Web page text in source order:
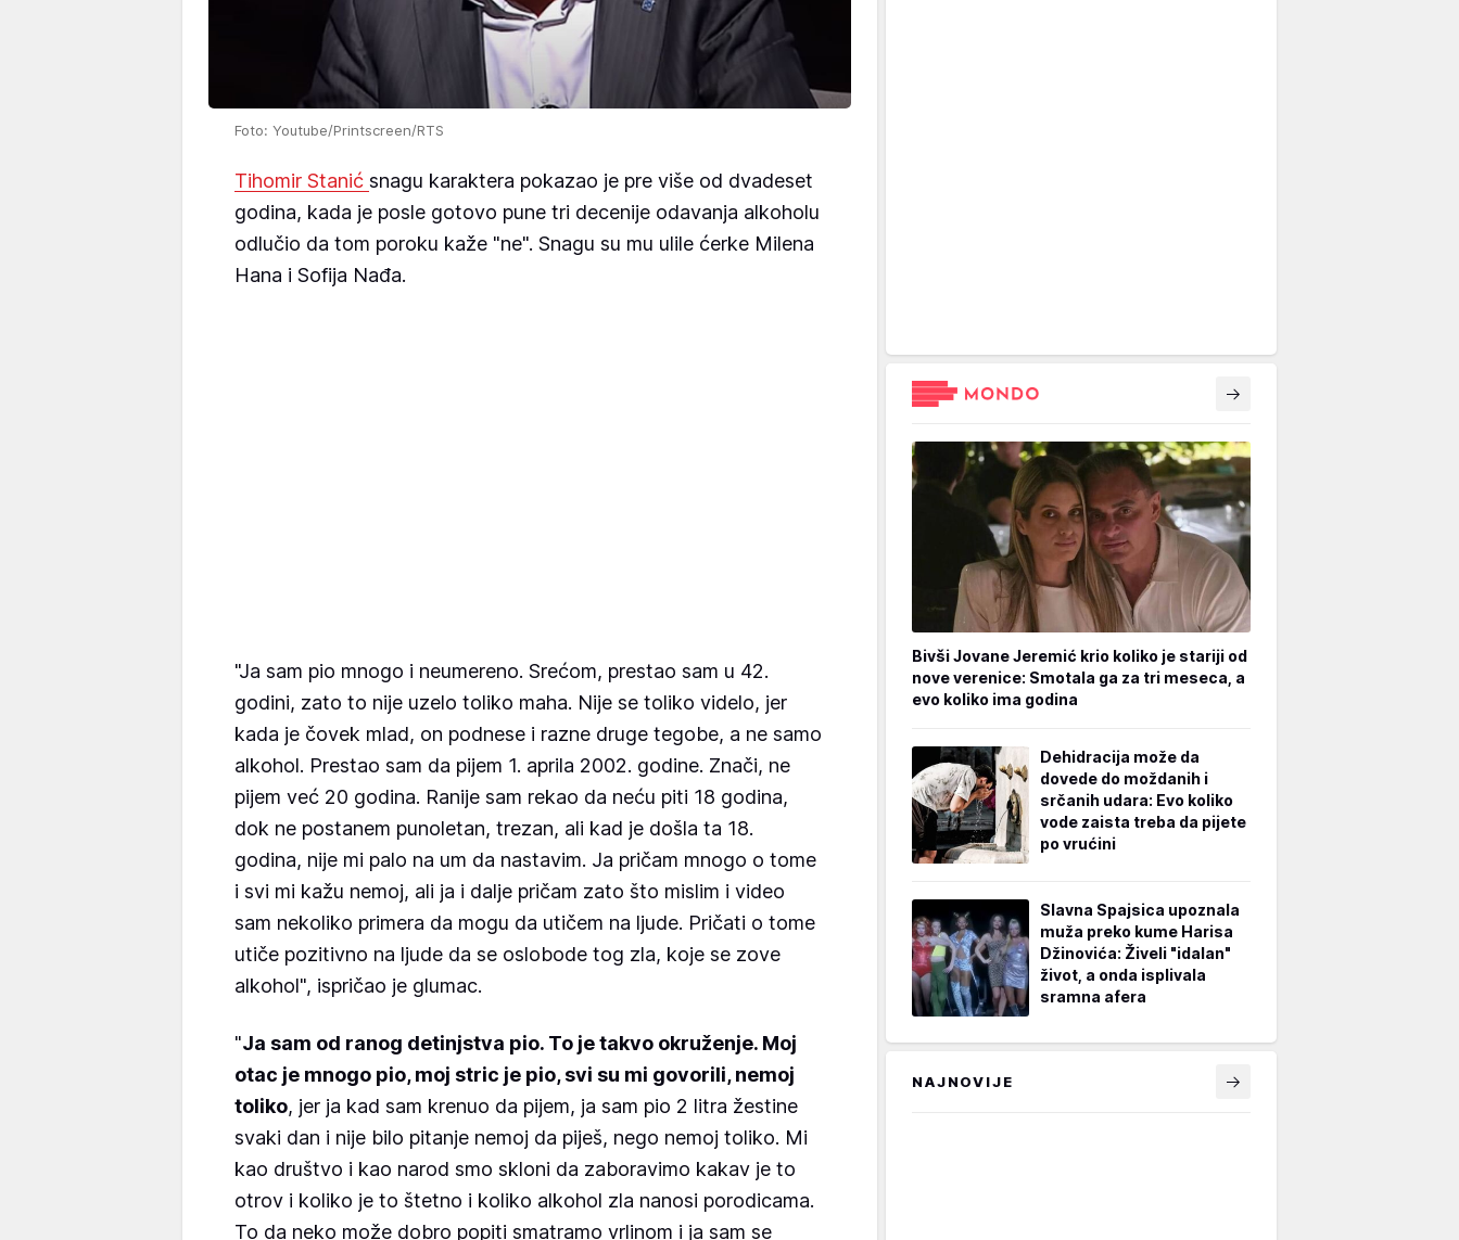
Foto: Youtube/Printscreen/RTS
Tihomir Stanić snagu karaktera pokazao je pre više od dvadeset
godina, kada je posle gotovo pune tri decenije odavanja alkoholu
odlučio da tom poroku kaže "ne". Snagu su mu ulile ćerke Milena
Hana i Sofija Nađa.
"Ja sam pio mnogo i neumereno. Srećom, prestao sam u 42.
godini, zato to nije uzelo toliko maha. Nije se toliko videlo, jer
kada je čovek mlad, on podnese i razne druge tegobe, a ne samo
alkohol. Prestao sam da pijem 1. aprila 2002. godine. Znači, ne
pijem već 20 godina. Ranije sam rekao da neću piti 18 godina,
dok ne postanem punoletan, trezan, ali kad je došla ta 18.
godina, nije mi palo na um da nastavim. Ja pričam mnogo o tome
i svi mi kažu nemoj, ali ja i dalje pričam zato što mislim i video
sam nekoliko primera da mogu da utičem na ljude. Pričati o tome
utiče pozitivno na ljude da se oslobode tog zla, koje se zove
alkohol", ispričao je glumac.
"Ja sam od ranog detinjstva pio. To je takvo okruženje. Moj
otac je mnogo pio, moj stric je pio, svi su mi govorili, nemoj
toliko, jer ja kad sam krenuo da pijem, ja sam pio 2 litra žestine
svaki dan i nije bilo pitanje nemoj da piješ, nego nemoj toliko. Mi
kao društvo i kao narod smo skloni da zaboravimo kakav je to
otrov i koliko je to štetno i koliko alkohol zla nanosi porodicama.
To da neko može dobro popiti smatramo vrlinom i ja sam se
Bivši Jovane Jeremić krio koliko je stariji od
nove verenice: Smotala ga za tri meseca, a
evo koliko ima godina
Dehidracija može da
dovede do moždanih i
srčanih udara: Evo koliko
vode zaista treba da pijete
po vrućini
Slavna Spajsica upoznala
muža preko kume Harisa
Džinovića: Živeli "idalan"
život, a onda isplivala
sramna afera
NAJNOVIJE